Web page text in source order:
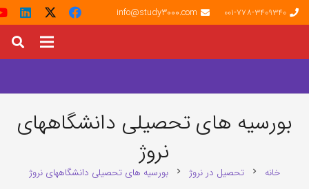
001-778-3409340
info@study3000.com
بورسیه های تحصیلی دانشگاههای
نروژ
خانه chevron_right تحصیل در نروژ chevron_right بورسیه های تحصیلی دانشگاههای نروژ